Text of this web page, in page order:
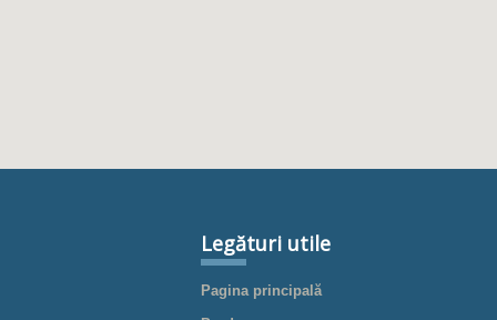
Legături utile
Pagina principală